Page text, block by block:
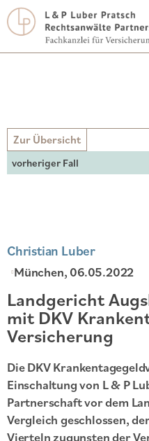
Zur Übersicht
vorheriger Fall
Christian Luber
München, 06.05.2022
Landgericht
mit DKV
Versicherung
Die DKV
Einschaltung von L & P
Partnerschaft vor dem
Vergleich geschlossen,
Vierteln zugunsten der